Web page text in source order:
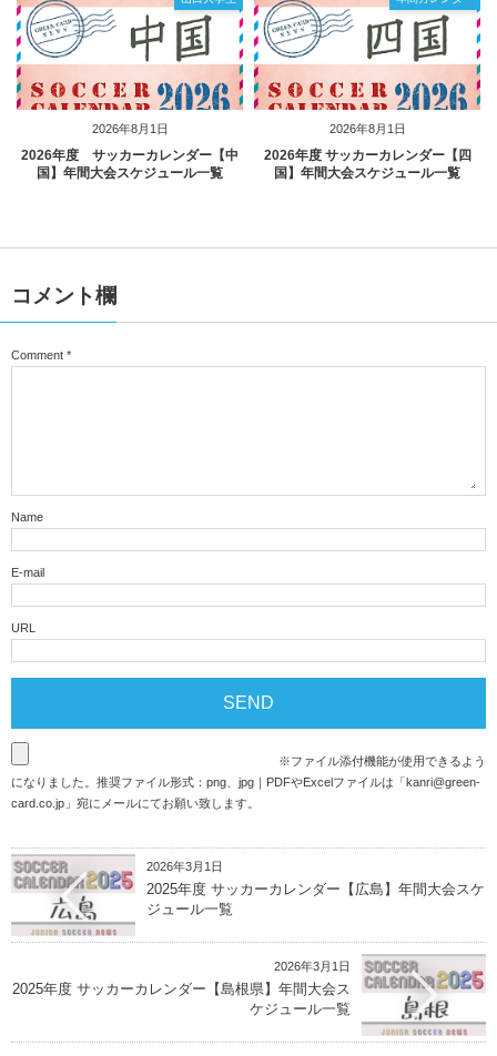
2026年8月1日
2026年度 サッカーカレンダー【中
国】年間大会スケジュール一覧
2026年8月1日
2026年度 サッカーカレンダー【四
国】年間大会スケジュール一覧
コメント欄
Comment *
Name
E-mail
URL
※ファイル添付機能が使用できるよう
になりました。推奨ファイル形式：png、jpg｜PDFやExcelファイルは「kanri@green-
card.co.jp 」宛にメールにてお願い致します。
2026年3月1日
2025年度 サッカーカレンダー【広島】年間大会スケ
ジュール一覧
2026年3月1日
2025年度 サッカーカレンダー【島根県】年間大会ス
ケジュール一覧